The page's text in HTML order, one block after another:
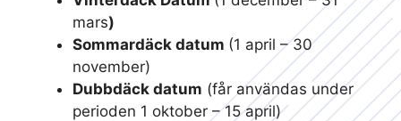
mars)
Sommardäck datum (1 april – 30
november)
Dubbdäck datum (får användas under
perioden 1 oktober – 15 april)